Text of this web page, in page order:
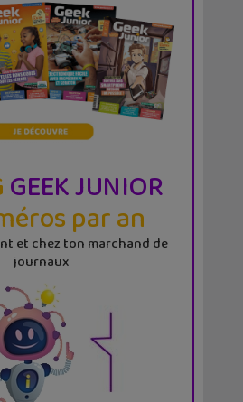
GEEK JUNIOR
par an
et chez ton marchand de
journaux